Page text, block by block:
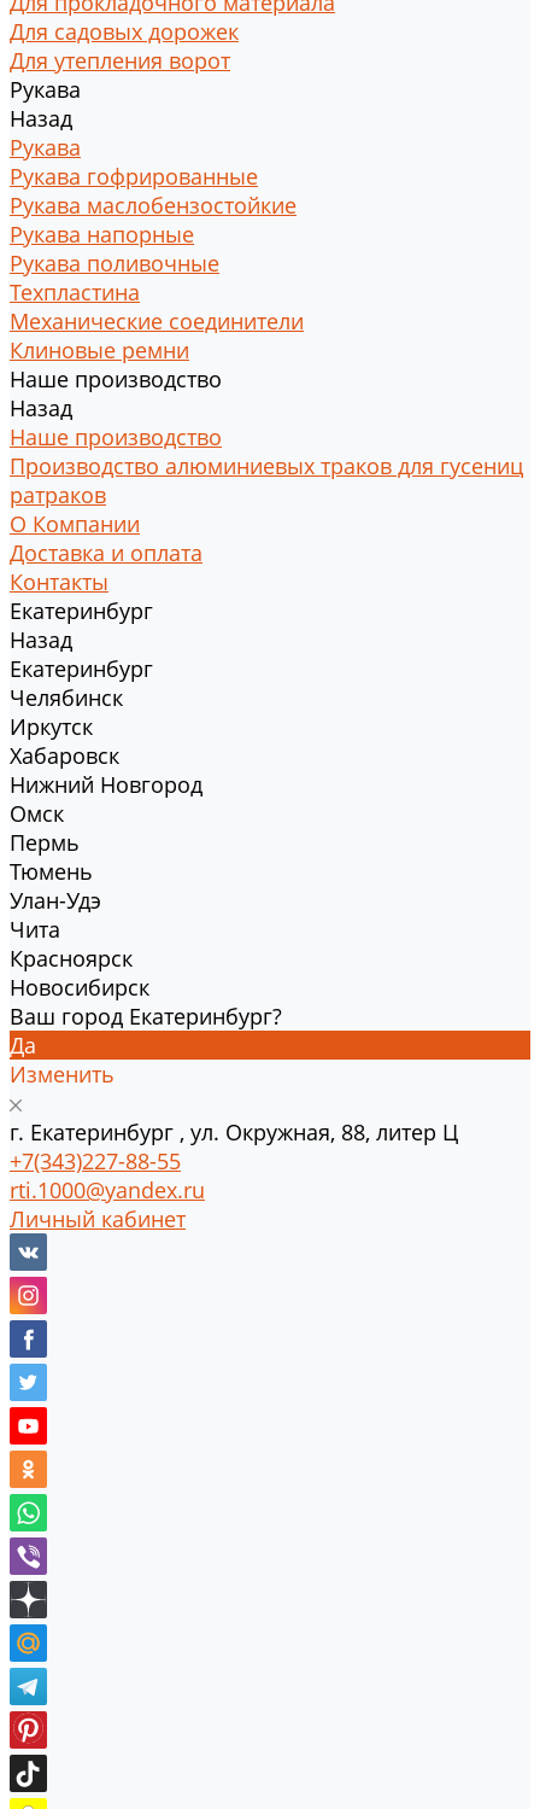
Для садовых дорожек
Для утепления ворот
Рукава
Назад
Рукава
Рукава гофрированные
Рукава маслобензостойкие
Рукава напорные
Рукава поливочные
Техпластина
Механические соединители
Клиновые ремни
Наше производство
Назад
Наше производство
Производство алюминиевых траков для гусениц
ратраков
О Компании
Доставка и оплата
Контакты
Екатеринбург
Назад
Екатеринбург
Челябинск
Иркутск
Хабаровск
Нижний Новгород
Омск
Пермь
Тюмень
Улан-Удэ
Чита
Красноярск
Новосибирск
Ваш город Екатеринбург?
Да
Изменить
г. Екатеринбург , ул. Окружная, 88, литер Ц
+7(343)227-88-55
rti.1000@yandex.ru
Личный кабинет